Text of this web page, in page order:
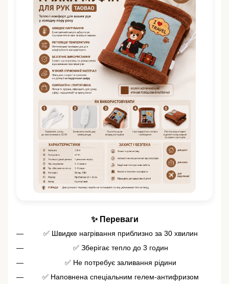
✨ Переваги
✅ Швидке нагрівання приблизно за 30 хвилин
✅ Зберігає тепло до 3 годин
✅ Не потребує заливання рідини
✅ Наповнена спеціальним гелем-антифризом